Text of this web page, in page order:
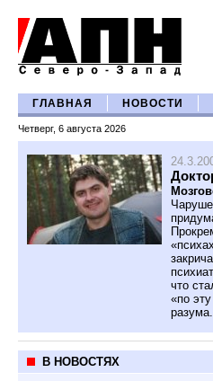
ГЛАВНАЯ НОВОСТИ
Четверг, 6 августа 2026
что
«по
В НОВОСТЯХ